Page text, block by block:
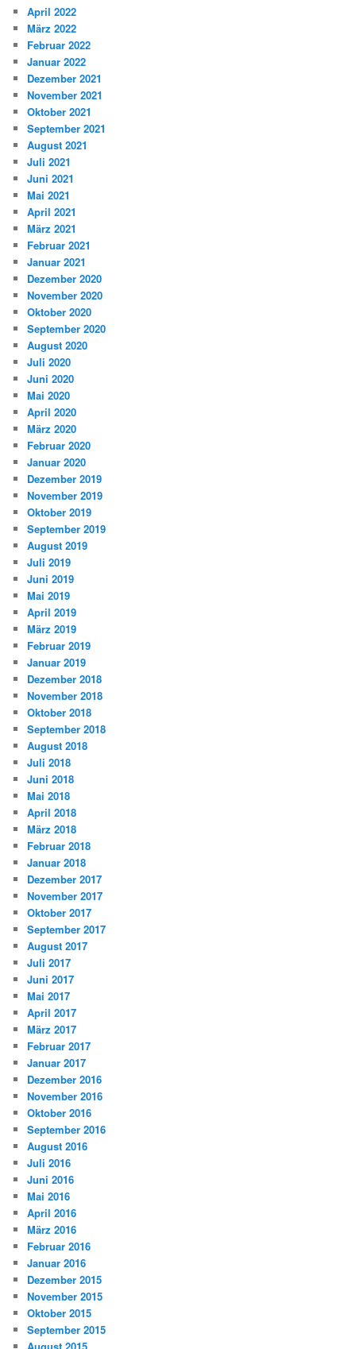
April 2022
März 2022
Februar 2022
Januar 2022
Dezember 2021
November 2021
Oktober 2021
September 2021
August 2021
Juli 2021
Juni 2021
Mai 2021
April 2021
März 2021
Februar 2021
Januar 2021
Dezember 2020
November 2020
Oktober 2020
September 2020
August 2020
Juli 2020
Juni 2020
Mai 2020
April 2020
März 2020
Februar 2020
Januar 2020
Dezember 2019
November 2019
Oktober 2019
September 2019
August 2019
Juli 2019
Juni 2019
Mai 2019
April 2019
März 2019
Februar 2019
Januar 2019
Dezember 2018
November 2018
Oktober 2018
September 2018
August 2018
Juli 2018
Juni 2018
Mai 2018
April 2018
März 2018
Februar 2018
Januar 2018
Dezember 2017
November 2017
Oktober 2017
September 2017
August 2017
Juli 2017
Juni 2017
Mai 2017
April 2017
März 2017
Februar 2017
Januar 2017
Dezember 2016
November 2016
Oktober 2016
September 2016
August 2016
Juli 2016
Juni 2016
Mai 2016
April 2016
März 2016
Februar 2016
Januar 2016
Dezember 2015
November 2015
Oktober 2015
September 2015